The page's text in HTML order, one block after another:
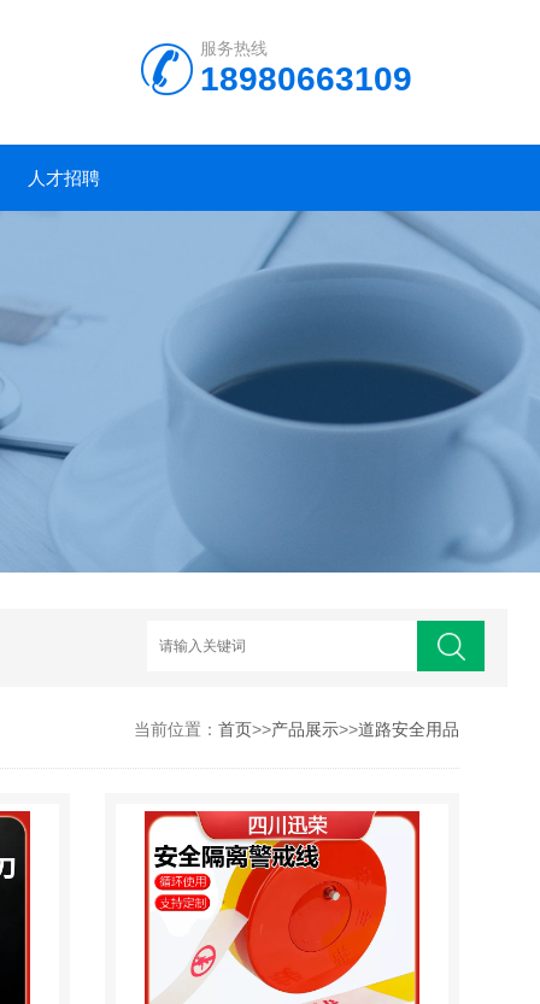
服务热线
18980663109
人才招聘
当前位置： 首页>>产品展示>>道路安全用品